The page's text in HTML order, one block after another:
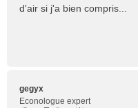
d'air si j'a bien compris...
gegyx
Econologue expert